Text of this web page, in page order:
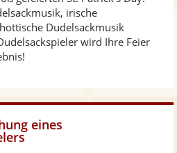
irische
Dudelsackmusik
wird Ihre Feier
eines